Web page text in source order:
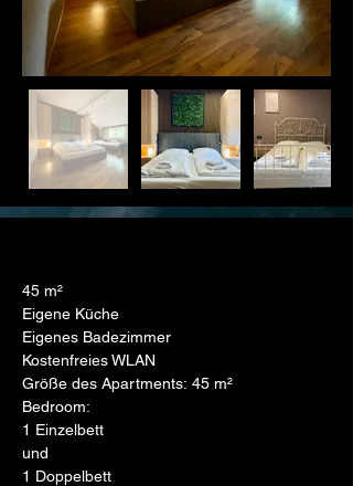
45 m²
Eigene Küche
Eigenes Badezimmer
Kostenfreies WLAN
Größe des Apartments: 45 m²
Bedroom:
1 Einzelbett
und
1 Doppelbett